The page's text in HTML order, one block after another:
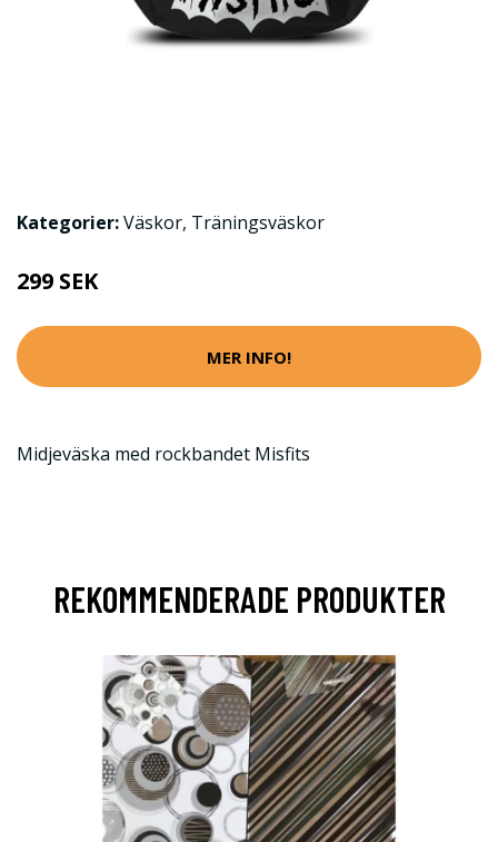
Kategorier:Väskor, Träningsväskor
299 SEK
MER INFO!
Midjeväska med rockbandet Misfits
REKOMMENDERADE PRODUKTER